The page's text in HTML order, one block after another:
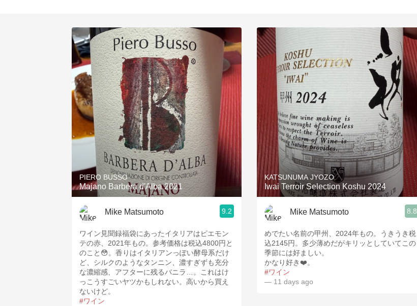
Classic Napa
Tawny Port Skin Contact
1982 Bordeaux
Oaky 2010 Chablis
QPR Oregon Pinot
Buttery Coravin
PIERO BUSSO
Majano Barbera d'Alba 2021
Mike Matsumoto 9.2
ワイン見聞録福袋にあったイタリアはピエモン
テの赤、2021年もの。参考価格は税込4800円と
のこと😳。香りはイタリアンっぽい酵母系だけ
ど、シルクのようなタンニン、濃すぎずも充分
な濃縮感、アフターに残るバニラ…。これはけ
っこうすごいヤツかもしれない。高いから買え
ないけど。
#ワイン
KATSUNUMA JYOZO
Iwai Terroir Selection Koshu 2024
Mike Matsumoto 8.8
めでたい名前の甲州、2024年もの。うきうき税
込2145円。多少薄めだがキリッとしていてこの
季節には好ましい。
かなり好き❤️。
#ワイン
— 11 days ago